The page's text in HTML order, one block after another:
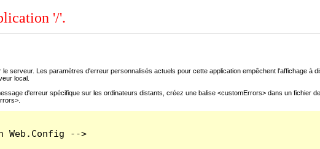
'/'.
serveur. Les paramètres d'erreur personnalisés actuels pour cette application empêchent l'affichage
local.
d'erreur spécifique sur les ordinateurs distants, créez une balise <customErrors> dans un fichier
-->